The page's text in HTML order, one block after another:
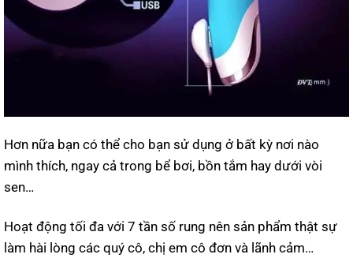
Hơn nữa bạn có thể cho bạn sử dụng ở bất kỳ nơi nào
mình thích, ngay cả trong bể bơi, bồn tắm hay dưới vòi
sen…
Hoạt động tối đa với 7 tần số rung nên sản phẩm thật sự
làm hài lòng các quý cô, chị em cô đơn và lãnh cảm…